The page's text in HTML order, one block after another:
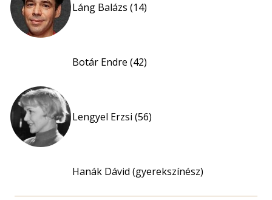
Láng Balázs (14)
Botár Endre (42)
Lengyel Erzsi (56)
Hanák Dávid (gyerekszínész)